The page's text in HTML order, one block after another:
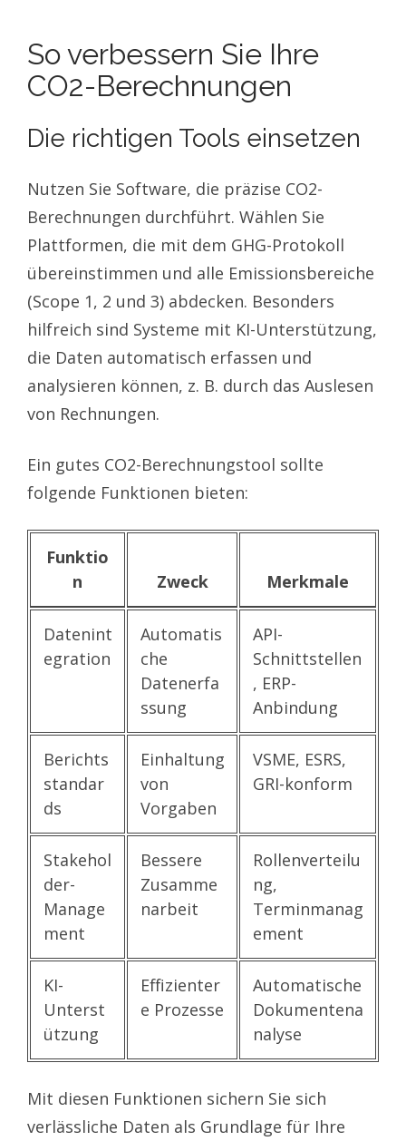
So verbessern Sie Ihre
CO2-Berechnungen
Die richtigen Tools einsetzen
Nutzen Sie Software, die präzise CO2-
Berechnungen durchführt. Wählen Sie
Plattformen, die mit dem GHG-Protokoll
übereinstimmen und alle Emissionsbereiche
(Scope 1, 2 und 3) abdecken. Besonders
hilfreich sind Systeme mit KI-Unterstützung,
die Daten automatisch erfassen und
analysieren können, z. B. durch das Auslesen
von Rechnungen.
Ein gutes CO2-Berechnungstool sollte
folgende Funktionen bieten:
Funktio
n
Zweck Merkmale
Datenint
egration
Automatis
che
Datenerfa
ssung
API-
Schnittstellen
, ERP-
Anbindung
Berichts
standar
ds
Einhaltung
von
Vorgaben
VSME, ESRS,
GRI-konform
Stakehol
der-
Manage
ment
Bessere
Zusamme
narbeit
Rollenverteilu
ng,
Terminmanag
ement
KI-
Unterst
ützung
Effizienter
e Prozesse
Automatische
Dokumentena
nalyse
Mit diesen Funktionen sichern Sie sich
verlässliche Daten als Grundlage für Ihre